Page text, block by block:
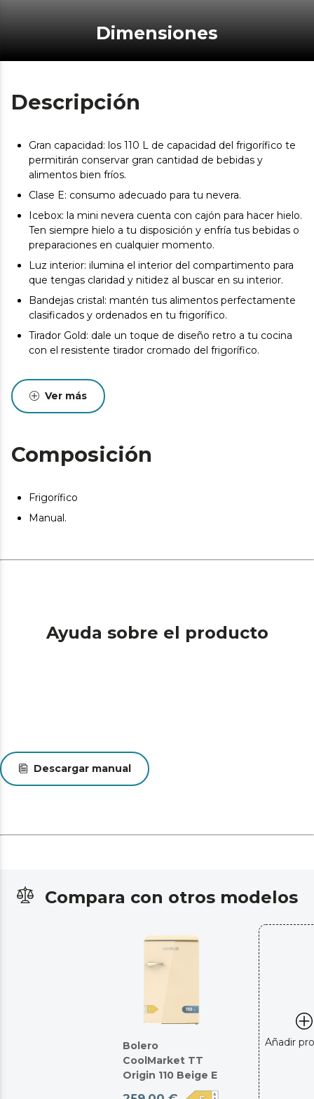
Dimensiones
Descripción
Gran capacidad: los 110 L de capacidad del frigorífico te
permitirán conservar gran cantidad de bebidas y
alimentos bien fríos.
Clase E: consumo adecuado para tu nevera.
Icebox: la mini nevera cuenta con cajón para hacer hielo.
Ten siempre hielo a tu disposición y enfría tus bebidas o
preparaciones en cualquier momento.
Luz interior: ilumina el interior del compartimento para
que tengas claridad y nitidez al buscar en su interior.
Bandejas cristal: mantén tus alimentos perfectamente
clasificados y ordenados en tu frigorífico.
Tirador Gold: dale un toque de diseño retro a tu cocina
con el resistente tirador cromado del frigorífico.
Ver más
Composición
Frigorífico
Manual.
Ayuda sobre el producto
Descargar manual
Compara con otros modelos
Bolero
CoolMarket TT
Origin 110 Beige E
Añadir